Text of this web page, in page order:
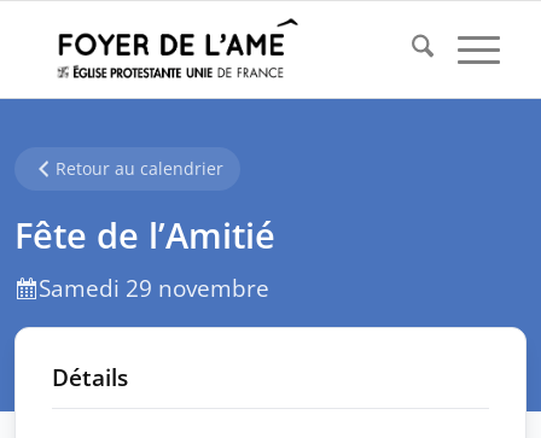
Retour au calendrier
Fête de l’Amitié
Samedi 29 novembre
Détails